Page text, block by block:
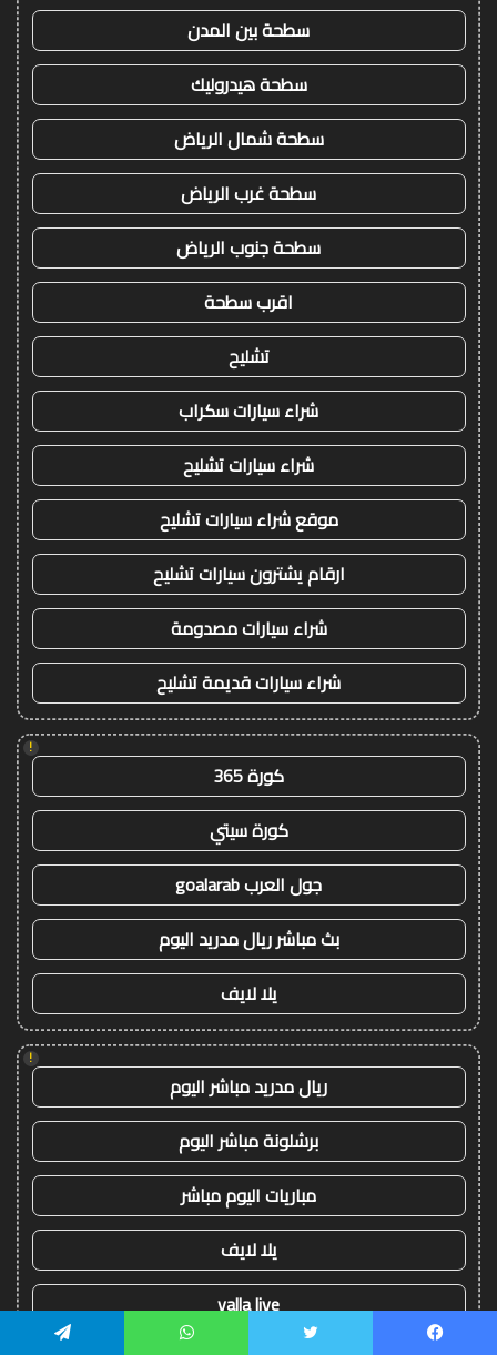
سطحة بين المدن
سطحة هيدروليك
سطحة شمال الرياض
سطحة غرب الرياض
سطحة جنوب الرياض
اقرب سطحة
تشليح
شراء سيارات سكراب
شراء سيارات تشليح
موقع شراء سيارات تشليح
ارقام يشترون سيارات تشليح
شراء سيارات مصدومة
شراء سيارات قديمة تشليح
!
كورة 365
كورة سيتي
جول العرب goalarab
بث مباشر ريال مدريد اليوم
يلا لايف
!
ريال مدريد مباشر اليوم
برشلونة مباشر اليوم
مباريات اليوم مباشر
يلا لايف
yalla live